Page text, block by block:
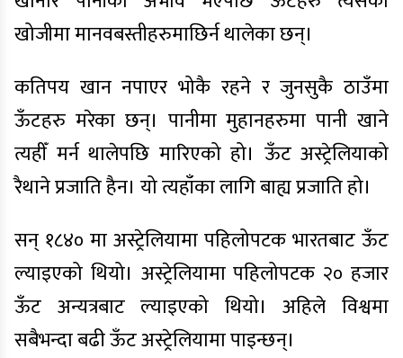
खोजीमा मानवबस्तीहरुमाछिर्न थालेका छन्।
कतिपय खान नपाएर भोकै रहने र जुनसुकै ठाउँमा
ऊँटहरु मरेका छन्। पानीमा मुहानहरुमा पानी खाने
त्यहीँ मर्न थालेपछि मारिएको हो। ऊँट अस्ट्रेलियाको
रैथाने प्रजाति हैन। यो त्यहाँका लागि बाह्य प्रजाति हो।
सन् १८४० मा अस्ट्रेलियामा पहिलोपटक भारतबाट ऊँट
ल्याइएको थियो। अस्ट्रेलियामा पहिलोपटक २० हजार
ऊँट अन्यत्रबाट ल्याइएको थियो। अहिले विश्वमा
सबैभन्दा बढी ऊँट अस्ट्रेलियामा पाइन्छन्।